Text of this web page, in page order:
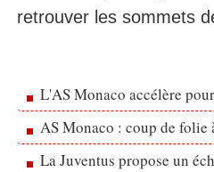
retrouver les sommets
L'AS Monaco accélère
AS Monaco : coup de folie
La Juventus propose un